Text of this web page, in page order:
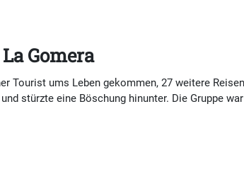
Gomera
Tourist ums Leben gekommen, 27 weitere
stürzte eine Böschung hinunter. Die Gruppe